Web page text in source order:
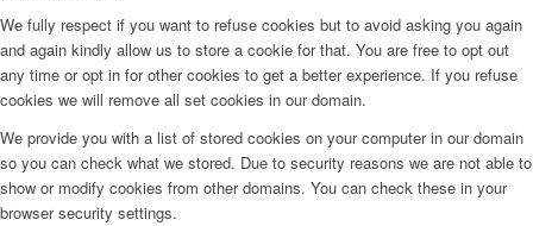
We fully respect if you want to refuse cookies but to avoid asking you again
and again kindly allow us to store a cookie for that. You are free to opt out
any time or opt in for other cookies to get a better experience. If you refuse
cookies we will remove all set cookies in our domain.
We provide you with a list of stored cookies on your computer in our domain
so you can check what we stored. Due to security reasons we are not able to
show or modify cookies from other domains. You can check these in your
browser security settings.